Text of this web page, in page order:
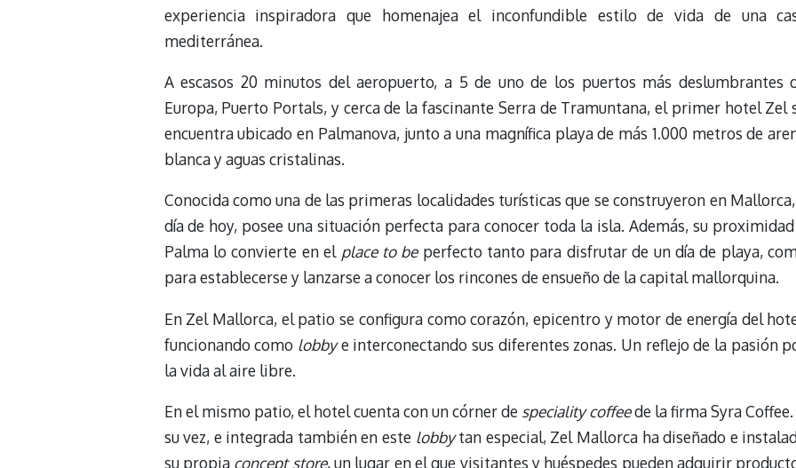
experiencia inspiradora que homenajea el inconfundible estilo de vida de una
mediterránea.
A escasos 20 minutos del aeropuerto, a 5 de uno de los puertos más deslumbrantes
Europa, Puerto Portals, y cerca de la fascinante Serra de Tramuntana, el primer hotel Zel
encuentra ubicado en Palmanova, junto a una magnífica playa de más 1.000 metros de
blanca y aguas cristalinas.
Conocida como una de las primeras localidades turísticas que se construyeron en
día de hoy, posee una situación perfecta para conocer toda la isla. Además, su
Palma lo convierte en el place to beperfecto tanto para disfrutar de un día de playa,
para establecerse y lanzarse a conocer los rincones de ensueño de la capital mallorquina.
En Zel Mallorca, el patio se configura como corazón, epicentro y motor de energía del
funcionando como lobbye interconectando sus diferentes zonas. Un reflejo de la pasión
la vida al aire libre.
En el mismo patio, el hotel cuenta con un córner de speciality coffeede la firma Syra Coffee.
su vez, e integrada también en este lobbytan especial, Zel Mallorca ha diseñado e
su propia concept store, un lugar en el que visitantes y huéspedes pueden adquirir